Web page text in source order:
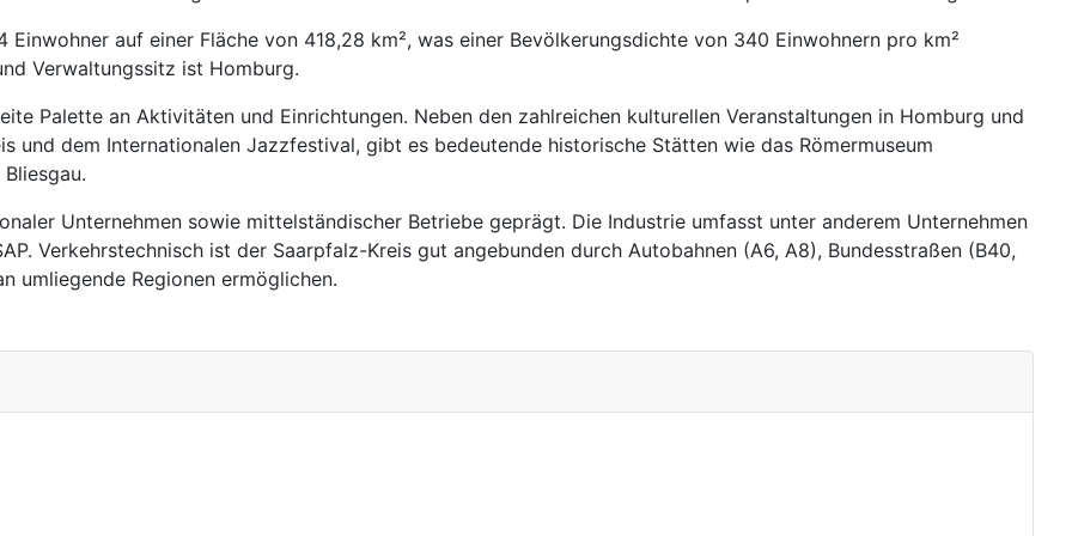
auf einer Fläche von 418,28 km², was einer Bevölkerungsdichte von 340 Einwohnern pro km²
Verwaltungssitz ist Homburg.
Palette an Aktivitäten und Einrichtungen. Neben den zahlreichen kulturellen Veranstaltungen in Homburg und
und dem Internationalen Jazzfestival, gibt es bedeutende historische Stätten wie das Römermuseum
Unternehmen sowie mittelständischer Betriebe geprägt. Die Industrie umfasst unter anderem Unternehmen
Verkehrstechnisch ist der Saarpfalz-Kreis gut angebunden durch Autobahnen (A6, A8), Bundesstraßen (B40,
umliegende Regionen ermöglichen.